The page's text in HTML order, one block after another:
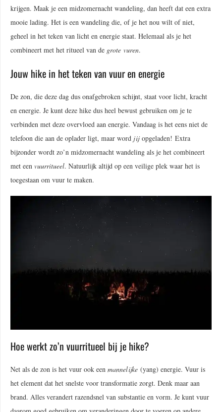
krijgen. Maak je een midzomernacht wandeling, dan heeft dat een extra
mooie lading. Het is een wandeling die, of je het nou wilt of niet,
geheel in het teken van licht en energie staat. Helemaal als je het
combineert met het ritueel van de grote vuren.
Jouw hike in het teken van vuur en energie
De zon, die deze dag dus onafgebroken schijnt, staat voor licht, kracht
en energie. Je kunt deze hike dus heel bewust gebruiken om je te
verbinden met deze overvloed aan energie. Vandaag is het eens niet de
telefoon die aan de oplader ligt, maar word jijopgeladen! Extra
bijzonder wordt zo’n midzomernacht wandeling als je het combineert
met een vuurritueel. Natuurlijk altijd op een veilige plek waar het is
toegestaan om vuur te maken.
Hoe werkt zo’n vuurritueel bij je hike?
Net als de zon is het vuur ook een mannelijke (yang) energie. Vuur is
het element dat het snelste voor transformatie zorgt. Denk maar aan
brand. Alles verandert razendsnel van substantie en vorm. Je kunt vuur